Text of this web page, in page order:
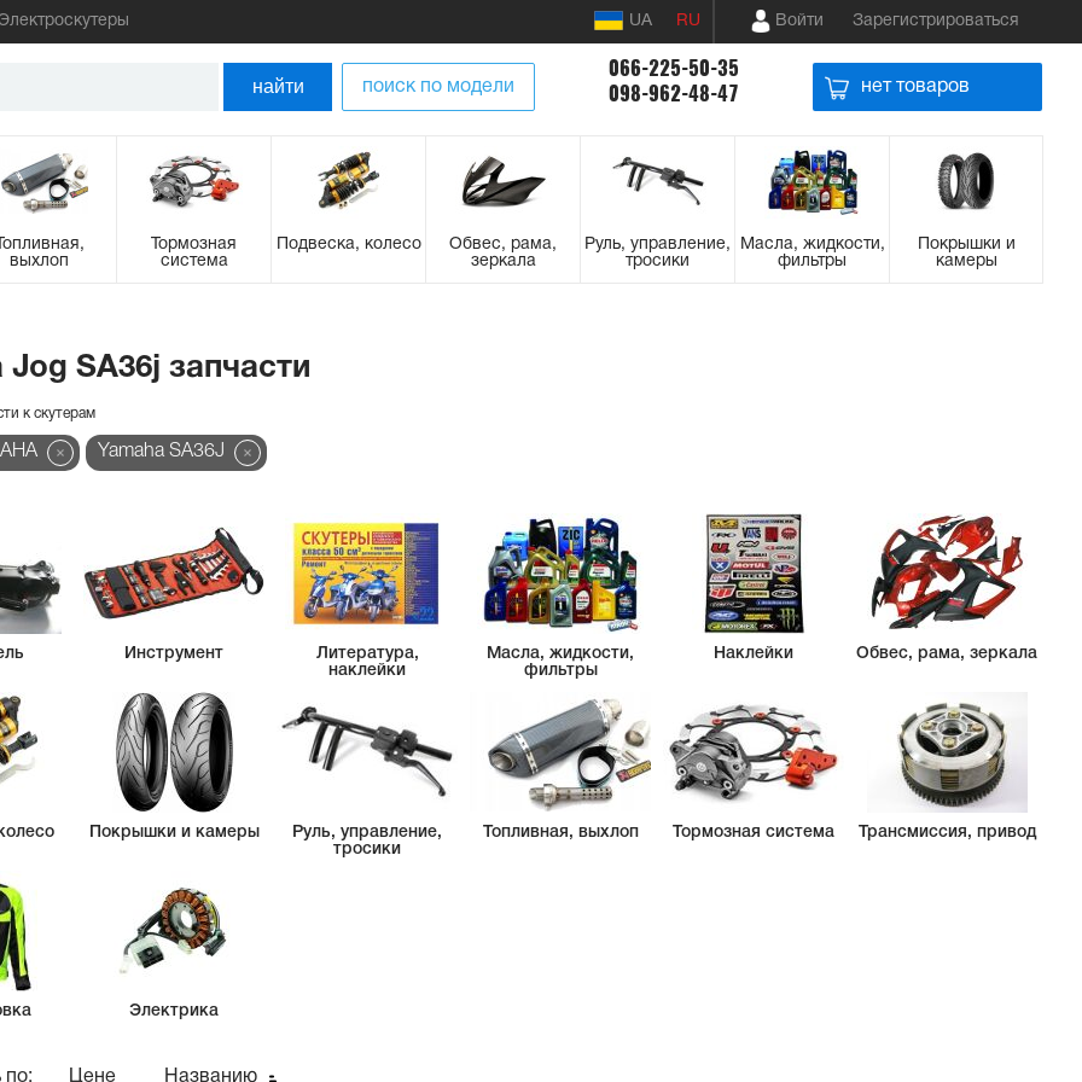
Электроскутеры UA RU Войти Зарегистрироваться
найти поиск по модели
066-225-50-35
098-962-48-47
нет товаров
выхлоп
Тормозная
система
Подвеска, колесо
Обвес, рама,
зеркала
Руль, управление,
тросики
Масла, жидкости,
фильтры
Покрышки и
камеры
Jog SA36j запчасти
к скутерам
Yamaha SA36J
Инструмент
Литература,
наклейки
Масла, жидкости,
фильтры
Наклейки Обвес, рама, зеркала
Покрышки и камеры
Руль, управление,
тросики
Топливная, выхлоп Тормозная система Трансмиссия, привод
Электрика
по: Цене Названию